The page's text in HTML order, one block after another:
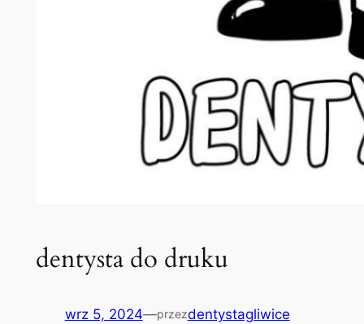
dentysta do druku
wrz 5, 2024—przezdentystagliwice